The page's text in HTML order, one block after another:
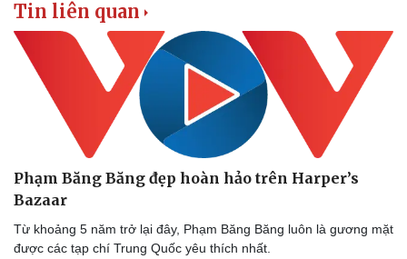
Tin liên quan
Phạm Băng Băng đẹp hoàn hảo trên Harper’s
Bazaar
Từ khoảng 5 năm trở lại đây, Phạm Băng Băng luôn là gương mặt
được các tạp chí Trung Quốc yêu thích nhất.